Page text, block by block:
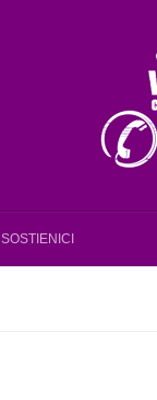
SOSTIENICI